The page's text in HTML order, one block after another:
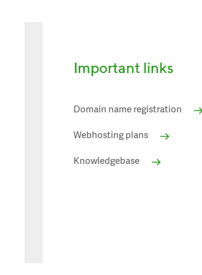
Important links
Domain name registration
Webhosting plans
Knowledgebase